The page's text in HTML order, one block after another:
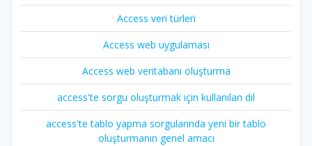
Access veri türleri
Access web uygulaması
Access web veritabanı oluşturma
access'te sorgu oluşturmak için kullanılan dil
access'te tablo yapma sorgularında yeni bir tablo
oluşturmanın genel amacı